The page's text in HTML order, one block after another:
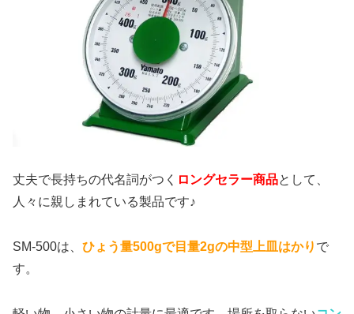
丈夫で長持ちの代名詞がつく ロングセラー商品として、
人々に親しまれている製品です♪
SM-500は、 ひょう量500gで目量2gの中型上皿はかり で
す。